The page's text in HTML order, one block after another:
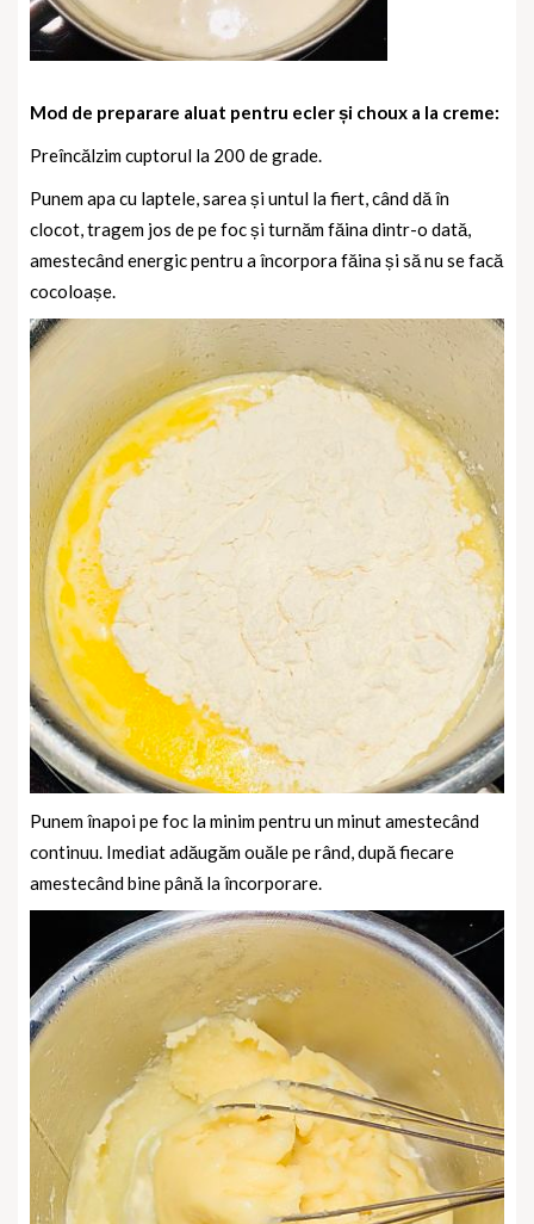
Mod de preparare aluat pentru ecler și choux a la creme:
Preîncălzim cuptorul la 200 de grade.
Punem apa cu laptele, sarea și untul la fiert, când dă în
clocot, tragem jos de pe foc și turnăm făina dintr-o dată,
amestecând energic pentru a încorpora făina și să nu se facă
cocoloașe.
Punem înapoi pe foc la minim pentru un minut amestecând
continuu. Imediat adăugăm ouăle pe rând, după fiecare
amestecând bine până la încorporare.